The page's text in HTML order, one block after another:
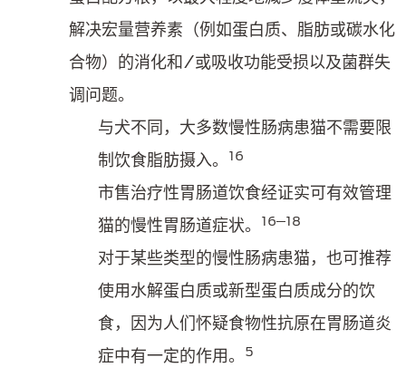
解决宏量营养素（例如蛋白质、脂肪或碳水化
合物）的消化和/或吸收功能受损以及菌群失
调问题。
与犬不同，大多数慢性肠病患猫不需要限
制饮食脂肪摄入。
16
市售治疗性胃肠道饮食经证实可有效管理
猫的慢性胃肠道症状。
16─18
对于某些类型的慢性肠病患猫，也可推荐
使用水解蛋白质或新型蛋白质成分的饮
食，因为人们怀疑食物性抗原在胃肠道炎
症中有一定的作用。
5